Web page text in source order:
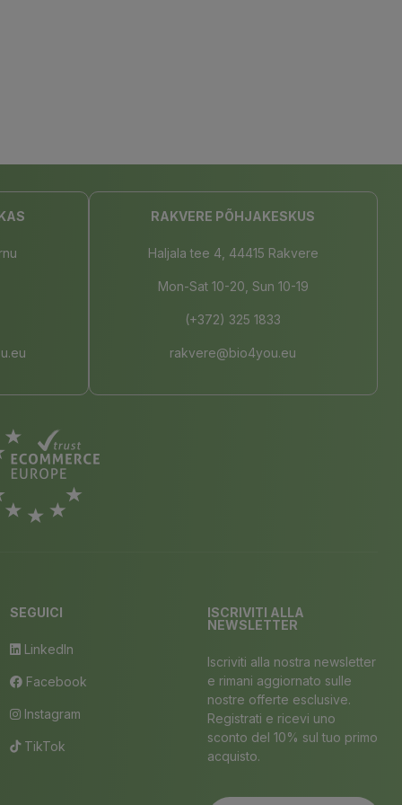
RAKVERE PÕHJAKESKUS
Haljala tee 4, 44415 Rakvere
Mon-Sat 10-20, Sun 10-19
(+372) 325 1833
rakvere@bio4you.eu
SEGUICI
LinkedIn
Facebook
Instagram
TikTok
ISCRIVITI ALLA
NEWSLETTER
Iscriviti alla nostra newsletter
e rimani aggiornato sulle
nostre offerte esclusive.
Registrati e ricevi uno
sconto del 10% sul tuo primo
acquisto.